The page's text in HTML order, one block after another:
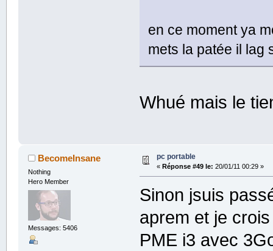
en ce moment ya
mets la patée il lag
Whué mais le
BecomeInsane
Nothing
Hero Member
Messages: 5406
pc portable
« Réponse #49 le: 20/01/11 00:29 »
Sinon jsuis
aprem et je
PME i3 avec